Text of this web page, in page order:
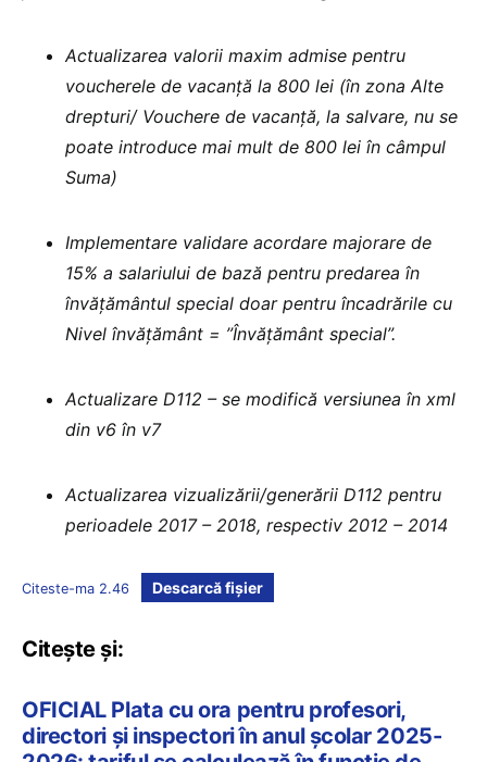
Actualizarea valorii maxim admise pentru
voucherele de vacanță la 800 lei (în zona Alte
drepturi/ Vouchere de vacanță, la salvare, nu se
poate introduce mai mult de 800 lei în câmpul
Suma)
Implementare validare acordare majorare de
15% a salariului de bază pentru predarea în
învățământul special doar pentru încadrările cu
Nivel învățământ = ”Învățământ special”.
Actualizare D112 – se modifică versiunea în xml
din v6 în v7
Actualizarea vizualizării/generării D112 pentru
perioadele 2017 – 2018, respectiv 2012 – 2014
Citeste-ma 2.46 Descarcă fișier
Citește și:
OFICIAL Plata cu ora pentru profesori,
directori și inspectori în anul școlar 2025-